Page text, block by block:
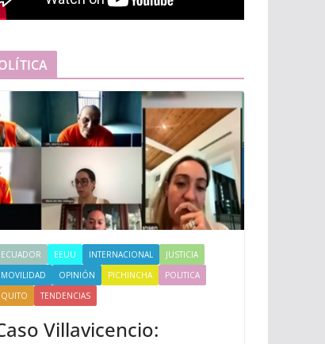
ECUADOR EEUU INTERNACIONAL
JUSTICIA
MOVILIDAD
OPINIÓN PICHINCHA
POLITICA
QUITO
TENDENCIAS
Villavicencio: